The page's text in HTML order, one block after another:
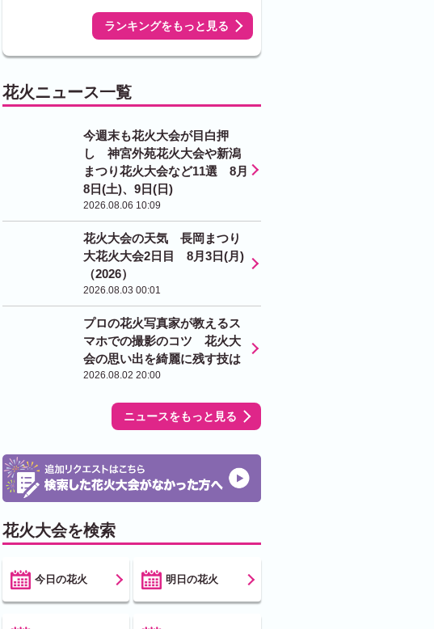
32℃
ランキングをもっと見る
花火ニュース一覧
今週末も花火大会が目白押
し 神宮外苑花火大会や新潟
まつり花火大会など11選 8月
8日(土)、9日(日)
2026.08.06 10:09
花火大会の天気 長岡まつり
大花火大会2日目 8月3日(月)
（2026）
2026.08.03 00:01
プロの花火写真家が教えるス
マホでの撮影のコツ 花火大
会の思い出を綺麗に残す技は
2026.08.02 20:00
ニュースをもっと見る
花火大会を検索
今日の花火 明日の花火